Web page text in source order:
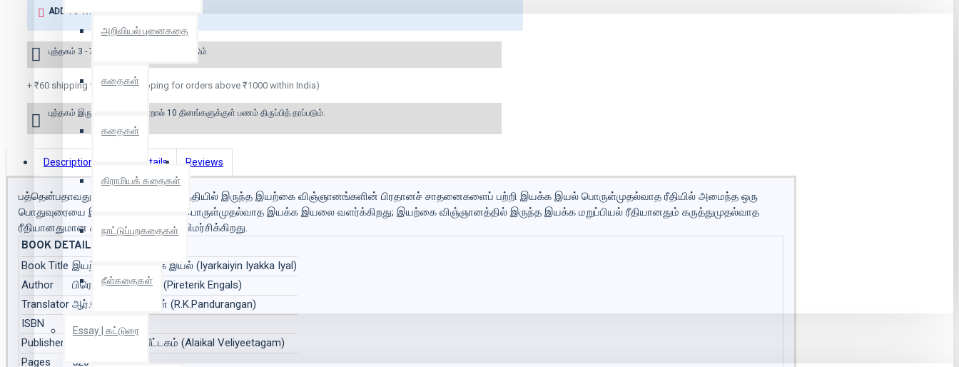
அறிவியல் புனைகதை
கதைகள்
கதைகள்
கிராமியக் கதைகள்
நாட்டுப்புறகதைகள்
நீள்கதைகள்
Essay | கட்டுரை
ADD TO WISH LIST
புத்தகம் 3 - 7 நாட்களில் அனுப்பி வைக்கப்படும்.
+ ₹60 shipping fee* (Free shipping for orders above ₹1000 within India)
புத்தகம் இருப்பில் இல்லை என்றால் 10 தினங்களுக்குள் பணம் திருப்பித் தரப்படும்.
Description Book Details Reviews
பத்தென்பதாவது நூற்றாண்டின் நடுப்பகுதியில் இருந்த இயற்கை விஞ்ஞானங்களின் பிரதானச் சாதனைகளைப் பற்றி இயக்க இயல் பொருள்முதல்வாத ரீதியில் அமைந்த ஒரு
பொதுவுரையை இந்நூல் அளிக்கிறது; பொருள்முதல்வாத இயக்க இயலை வளர்க்கிறது; இயற்கை விஞ்ஞானத்தில் இருந்த இயக்க மறுப்பியல் ரீதியானதும் கருத்துமுதல்வாத
ரீதியானதுமான கண்ணோட்டங்களை விமர்சிக்கிறது.
BOOK DETAILS
Book Title இயற்கையின் இயக்க இயல் (Iyarkaiyin Iyakka Iyal)
Author
பிரெடெரிக் எங்கல்ஸ் (Pireterik Engals)
Translator ஆர்.கே.பாண்டுரங்கன் (R.K.Pandurangan)
ISBN
9789392923175
Publisher
அலைகள் வெளியீட்டகம் (Alaikal Veliyeetagam)
Pages
520